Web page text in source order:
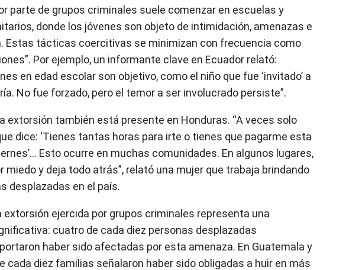
parte de grupos criminales suele comenzar en escuelas y
donde los jóvenes son objeto de intimidación, amenazas e
Estas tácticas coercitivas se minimizan con frecuencia como
Por ejemplo, un informante clave en Ecuador relató:
en edad escolar son objetivo, como el niño que fue ‘invitado’ a
No fue forzado, pero el temor a ser involucrado persiste”.
extorsión también está presente en Honduras. “A veces solo
dice: ‘Tienes tantas horas para irte o tienes que pagarme esta
Esto ocurre en muchas comunidades. En algunos lugares,
miedo y deja todo atrás”, relató una mujer que trabaja brindando
desplazadas en el país.
extorsión ejercida por grupos criminales representa una
cuatro de cada diez personas desplazadas
haber sido afectadas por esta amenaza. En Guatemala y
cada diez familias señalaron haber sido obligadas a huir en más